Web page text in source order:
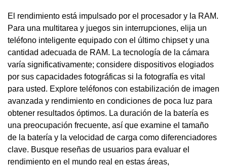
El rendimiento está impulsado por el procesador y la RAM.
Para una multitarea y juegos sin interrupciones, elija un
teléfono inteligente equipado con el último chipset y una
cantidad adecuada de RAM. La tecnología de la cámara
varía significativamente; considere dispositivos elogiados
por sus capacidades fotográficas si la fotografía es vital
para usted. Explore teléfonos con estabilización de imagen
avanzada y rendimiento en condiciones de poca luz para
obtener resultados óptimos. La duración de la batería es
una preocupación frecuente, así que examine el tamaño
de la batería y la velocidad de carga como diferenciadores
clave. Busque reseñas de usuarios para evaluar el
rendimiento en el mundo real en estas áreas,